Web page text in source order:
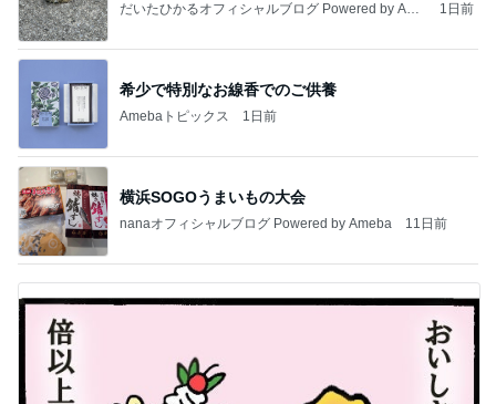
だいたひかるオフィシャルブログ Powered by Ame
1日前
希少で特別なお線香でのご供養
Amebaトピックス 1日前
横浜SOGOうまいもの大会
nanaオフィシャルブログ Powered by Ameba 11日前